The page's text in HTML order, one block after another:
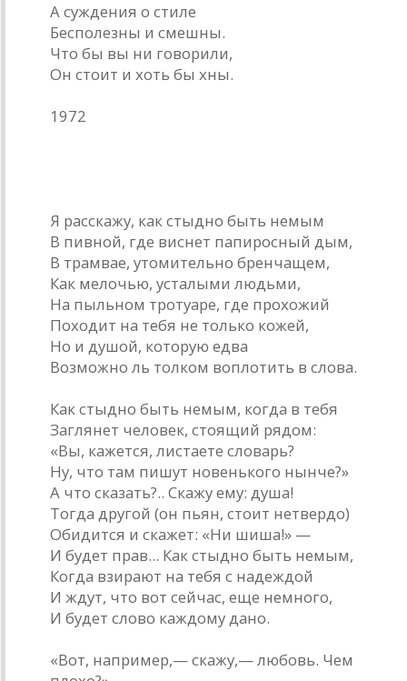
А суждения о стиле
Бесполезны и смешны.
Что бы вы ни говорили,
Он стоит и хоть бы хны.
1972
Я расскажу, как стыдно быть немым
В пивной, где виснет папиросный дым,
В трамвае, утомительно бренчащем,
Как мелочью, усталыми людьми,
На пыльном тротуаре, где прохожий
Походит на тебя не только кожей,
Но и душой, которую едва
Возможно ль толком воплотить в слова.
Как стыдно быть немым, когда в тебя
Заглянет человек, стоящий рядом:
«Вы, кажется, листаете словарь?
Ну, что там пишут новенького нынче?»
А что сказать?.. Скажу ему: душа!
Тогда другой (он пьян, стоит нетвердо)
Обидится и скажет: «Ни шиша!» —
И будет прав... Как стыдно быть немым,
Когда взирают на тебя с надеждой
И ждут, что вот сейчас, еще немного,
И будет слово каждому дано.
«Вот, например,— скажу,— любовь. Чем